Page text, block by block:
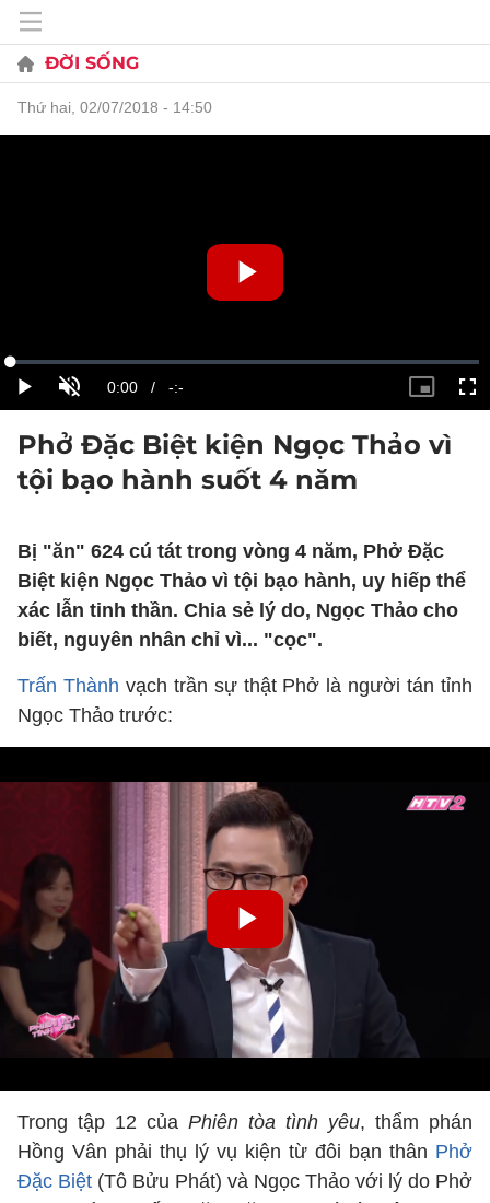
ĐỜI SỐNG
thứ hai, 02/07/2018 - 14:50
Phở Đặc Biệt kiện Ngọc Thảo vì
tội bạo hành suốt 4 năm
Bị "ăn" 624 cú tát trong vòng 4 năm, Phở Đặc
Biệt kiện Ngọc Thảo vì tội bạo hành, uy hiếp thể
xác lẫn tinh thần. Chia sẻ lý do, Ngọc Thảo cho
biết, nguyên nhân chỉ vì... "cọc".
Trấn Thành vạch trần sự thật Phở là người tán tỉnh
Ngọc Thảo trước:
Trong tập 12 của Phiên tòa tình yêu, thẩm phán
Hồng Vân phải thụ lý vụ kiện từ đôi bạn thân Phở
Đặc Biệt (Tô Bửu Phát) và Ngọc Thảo với lý do Phở